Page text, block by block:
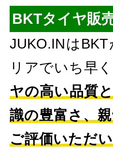
BKTタイヤ販
JUKO.INは
リアでいち早
ヤの高い品質
識の豊富さ、
ご評価いただ